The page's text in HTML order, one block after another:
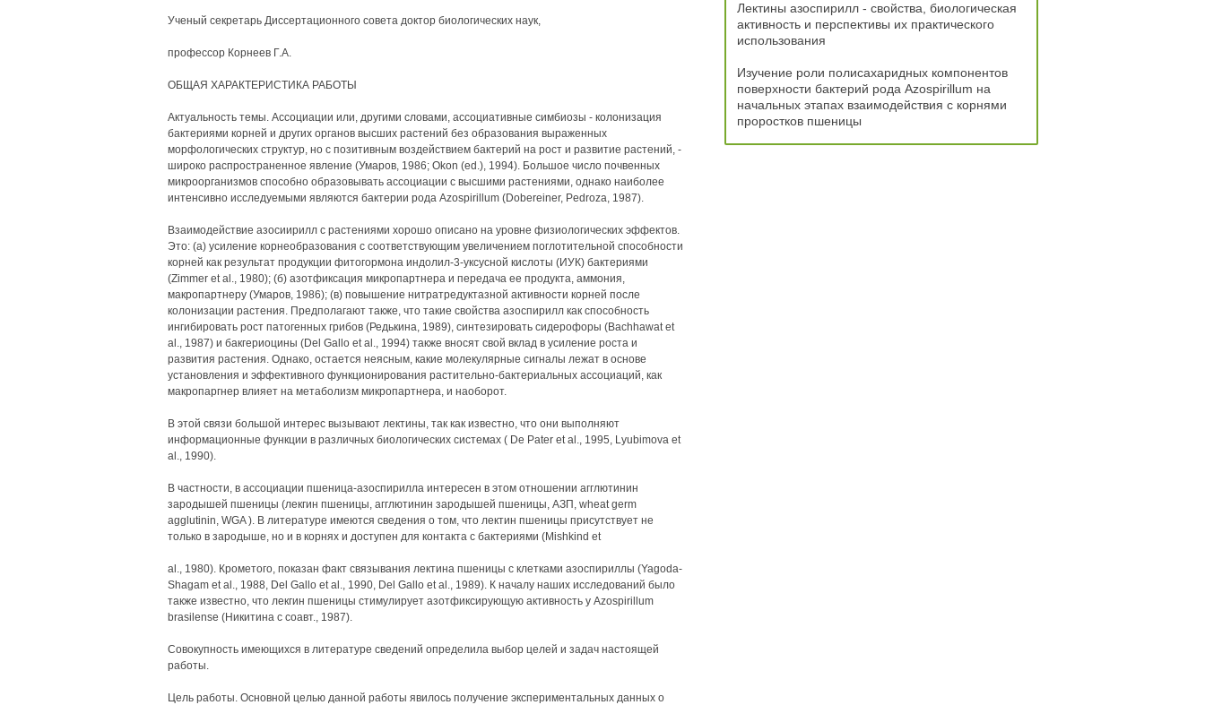
Ученый секретарь Диссертационного совета доктор биологических наук,
профессор Корнеев Г.А.
ОБЩАЯ ХАРАКТЕРИСТИКА РАБОТЫ
Актуальность темы. Ассоциации или, другими словами, ассоциативные симбиозы - колонизация
бактериями корней и других органов высших растений без образования выраженных
морфологических структур, но с позитивным воздействием бактерий на рост и развитие растений, -
широко распространенное явление (Умаров, 1986; Okon (ed.), 1994). Большое число почвенных
микроорганизмов способно образовывать ассоциации с высшими растениями, однако наиболее
интенсивно исследуемыми являются бактерии рода Azospirillum (Dobereiner, Pedroza, 1987).
Взаимодействие азосиирилл с растениями хорошо описано на уровне физиологических эффектов.
Это: (а) усиление корнеобразования с соответствующим увеличением поглотительной способности
корней как результат продукции фитогормона индолил-3-уксусной кислоты (ИУК) бактериями
(Zimmer et al., 1980); (б) азотфиксация микропартнера и передача ее продукта, аммония,
макропартнеру (Умаров, 1986); (в) повышение нитратредуктазной активности корней после
колонизации растения. Предполагают также, что такие свойства азоспирилл как способность
ингибировать рост патогенных грибов (Редькина, 1989), синтезировать сидерофоры (Bachhawat et
al., 1987) и бакгериоцины (Del Gallo et al., 1994) также вносят свой вклад в усиление роста и
развития растения. Однако, остается неясным, какие молекулярные сигналы лежат в основе
установления и эффективного функционирования растительно-бактериальных ассоциаций, как
макропаргнер влияет на метаболизм микропартнера, и наоборот.
В этой связи большой интерес вызывают лектины, так как известно, что они выполняют
информационные функции в различных биологических системах ( De Pater et al., 1995, Lyubimova et
al., 1990).
В частности, в ассоциации пшеница-азоспирилла интересен в этом отношении агглютинин
зародышей пшеницы (лекгин пшеницы, агглютинин зародышей пшеницы, АЗП, wheat germ
agglutinin, WGA ). В литературе имеются сведения о том, что лектин пшеницы присутствует не
только в зародыше, но и в корнях и доступен для контакта с бактериями (Mishkind et
al., 1980). Крометого, показан факт связывания лектина пшеницы с клетками азоспириллы (Yagoda-
Shagam et al., 1988, Del Gallo et al., 1990, Del Gallo et al., 1989). К началу наших исследований было
также известно, что лекгин пшеницы стимулирует азотфиксирующую активность у Azospirillum
brasilense (Никитина с соавт., 1987).
Совокупность имеющихся в литературе сведений определила выбор целей и задач настоящей
работы.
Цель работы. Основной целью данной работы явилось получение экспериментальных данных о
Лектины азоспирилл - свойства, биологическая
активность и перспективы их практического
использования
Изучение роли полисахаридных компонентов
поверхности бактерий рода Azospirillum на
начальных этапах взаимодействия с корнями
проростков пшеницы